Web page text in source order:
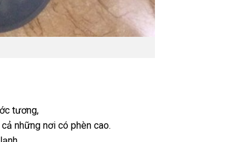
tương,
những nơi có phèn cao.